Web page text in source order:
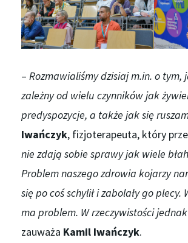
– Rozmawialiśmy dzisiaj m.in. o tym,
zależny od wielu czynników jak
predyspozycje, a także jak się
Iwańczyk, fizjoterapeuta, który
nie zdają sobie sprawy jak wiele
Problem naszego zdrowia kojarzy
się po coś schylił i zabolałygo plecy.
ma problem. W rzeczywistości
zauważa Kamil Iwańczyk.